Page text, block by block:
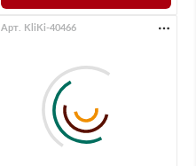
Арт. KliKi-40466